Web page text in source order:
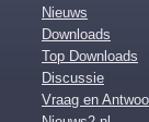
Nieuws
Downloads
Top Downloads
Discussie
Vraag en